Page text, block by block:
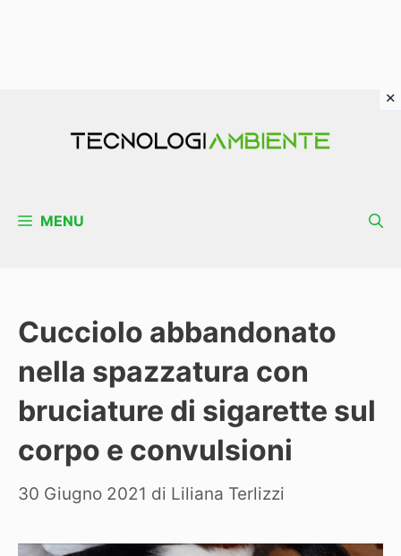
MENU
Cucciolo abbandonato
nella spazzatura con
bruciature di sigarette sul
corpo e convulsioni
30 Giugno 2021 di Liliana Terlizzi